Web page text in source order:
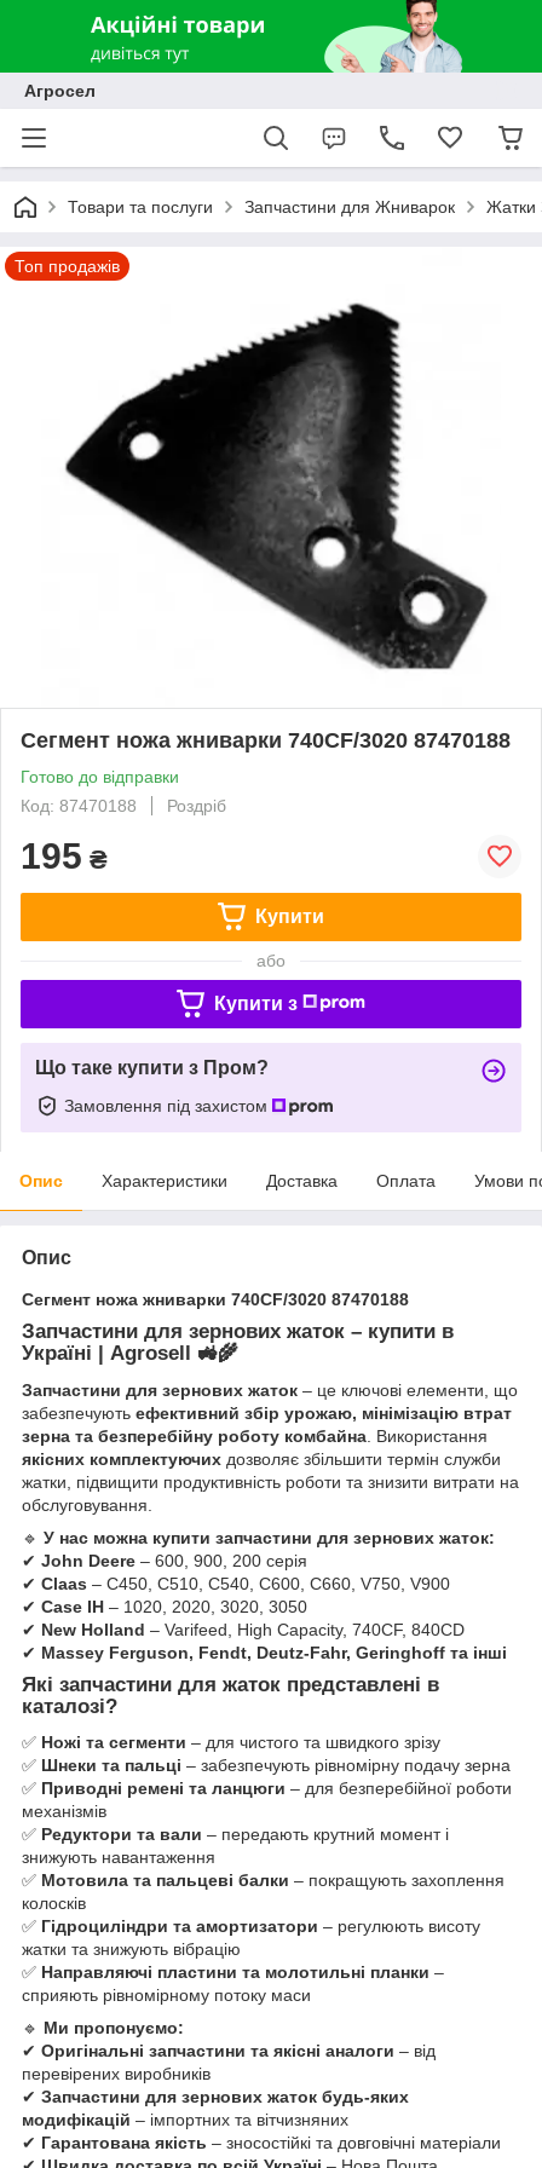
Агросел
Товари та послуги Запчастини для Жниварок Жатки
Топ продажів
Сегмент ножа жниварки 740CF/3020 87470188
Готово до відправки
Код: 87470188
Роздріб
195 ₴
Купити
або
Купити з
Що таке купити з Пром?
Замовлення під захистом
Опис Характеристики Доставка Оплата Умови
Опис
Сегмент ножа жниварки 740CF/3020 87470188
Запчастини для зернових жаток – купити в
Україні | Agrosell 🚜🌾
Запчастини для зернових жаток – це ключові елементи, що
забезпечують ефективний збір урожаю, мінімізацію втрат
зерна та безперебійну роботу комбайна . Використання
якісних комплектуючих дозволяє збільшити термін служби
жатки, підвищити продуктивність роботи та знизити витрати на
обслуговування.
🔹 У нас можна купити запчастини для зернових жаток:
✔ John Deere – 600, 900, 200 серія
✔ Claas – C450, C510, C540, C600, C660, V750, V900
✔ Case IH – 1020, 2020, 3020, 3050
✔ New Holland – Varifeed, High Capacity, 740CF, 840CD
✔ Massey Ferguson, Fendt, Deutz-Fahr, Geringhoff та інші
Які запчастини для жаток представлені в
каталозі?
✅ Ножі та сегменти – для чистого та швидкого зрізу
✅ Шнеки та пальці – забезпечують рівномірну подачу зерна
✅ Приводні ремені та ланцюги – для безперебійної роботи
механізмів
✅ Редуктори та вали – передають крутний момент і
знижують навантаження
✅ Мотовила та пальцеві балки – покращують захоплення
колосків
✅ Гідроциліндри та амортизатори – регулюють висоту
жатки та знижують вібрацію
✅ Направляючі пластини та молотильні планки –
сприяють рівномірному потоку маси
🔹 Ми пропонуємо:
✔ Оригінальні запчастини та якісні аналоги – від
перевірених виробників
✔ Запчастини для зернових жаток будь-яких
модифікацій – імпортних та вітчизняних
✔ Гарантована якість – зносостійкі та довговічні матеріали